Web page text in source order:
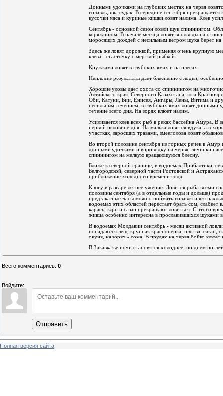
Донными удочками на глубоких местах на червя
голавль, язь, судак. В середине сентября
кусочки мяса и куриные кишки ловят налима. Клев
Сентябрь - основной сезон ловли щук спиннингом.
коряжником. В начале месяца ловят вполводы на
моросящих дождей с несильным ветром щука берет на
Здесь же ловят дорожкой, применяя очень крупную
клева - снасточку с мертвой рыбкой.
Кружками ловят в глубоких ямах и на плесах.
Неплохие результаты дает блеснение с лодки,
Хорошие уловы дает охота со спиннингом на
Алтайского края. Северного Казахстана, юга
Оби, Катуни, Бии, Енисея, Ангары, Лены, Витима и
несильным течением, в глубоких ямах ловят донными
течение всего дня. На зорях клюет налим.
Усиливается клев всех рыб в реках бассейна Амура. В
первой половине дня. На малька ловится вдука, а в
участках, заросших травами, змееголова ловят
Во второй половине сентября из горных речек в Амур
донными удочками и впроводку на червя, личинки
спиннингом на мелкую вращающуюся блесну.
Ближе к северной границе, в водоемах Прибалтики,
Белгородской, северной части Ростовской и
приближение холодного времени года.
К югу в разгаре летнее ужение. Ловится рыба всеми
половины сентября (а в отдельные годы и дольше)
предзакатные часы можно поймать голавля и язя
водоемах этих областей перестает брать сом,
карась, карп и сазан прекращают ловиться. С этого
живца особенно интересна в прославившихся щуками
В водоемах Молдавии сентябрь - месяц активной
попадаются лещ, крупная красноперка, плотва,
окуня, на зорях - сома. В прудах на червя бойко клюет
В Закавказье ночи становятся холоднее, но днем по-
Всего комментариев: 0
Войдите:
Отправить
Полная версия сайта